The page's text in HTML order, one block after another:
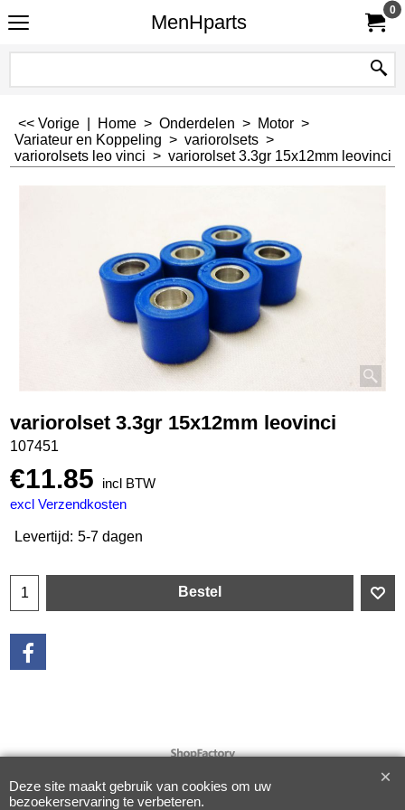
MenHparts
0
<< Vorige Home > Onderdelen > Motor >
Variateur en Koppeling > variorolsets >
variorolsets leo vinci > variorolset 3.3gr 15x12mm leovinci
variorolset 3.3gr 15x12mm leovinci
107451
€11.85
incl BTW
excl Verzendkosten
Levertijd: 5-7 dagen
Bestel
Webwinkel gemaakt met
Deze site maakt gebruik van cookies om uw
bezoekerservaring te verbeteren.